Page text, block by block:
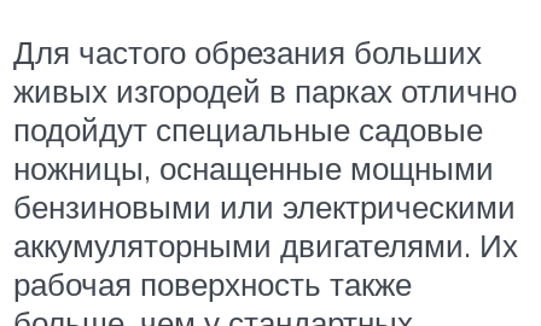
Для частого обрезания больших
живых изгородей в парках отлично
подойдут специальные садовые
ножницы, оснащенные мощными
бензиновыми или электрическими
аккумуляторными двигателями. Их
рабочая поверхность также